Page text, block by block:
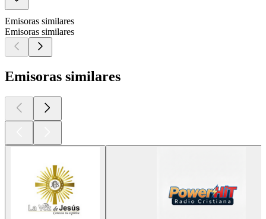
Emisoras similares
Emisoras similares
Emisoras similares